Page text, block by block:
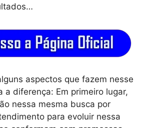
aspectos que fazem nesse
a diferença: Em primeiro lugar,
nessa mesma busca por
para evoluir nessa